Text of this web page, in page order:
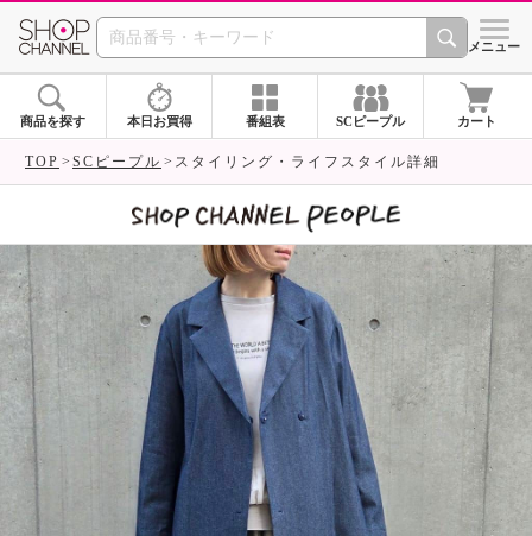
SHOP CHANNEL シメニュー
商品を探す 本日お買得 番組表 SCピープル カート
TOP SCピープル スタイリング・ライフスタイル詳細